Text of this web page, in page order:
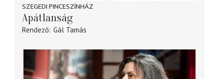
SZEGEDI PINCESZÍNHÁZ
Apátlanság
Rendező Gál Tamás